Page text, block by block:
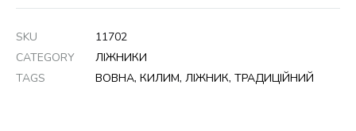
SKU
11702
CATEGORY
ЛІЖНИКИ
TAGS
ВОВНА, КИЛИМ, ЛІЖНИК, ТРАДИЦІЙНИЙ